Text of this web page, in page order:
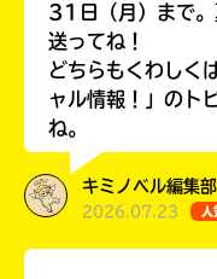
31日（月）まで。
送ってね！
どちらもくわしく
ャル情報！」のト
ね。
キミノベル編集
2026.07.23 人